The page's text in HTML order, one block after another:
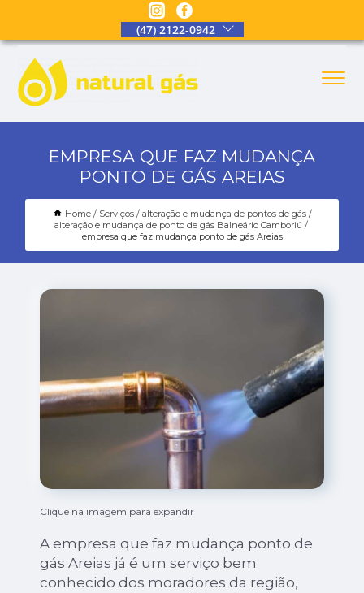
(47) 2122-0942
EMPRESA QUE FAZ MUDANÇA
PONTO DE GÁS AREIAS
Home Serviços
alteração e mudança de pontos de gás
alteração e mudança de ponto de gás Balneário Camboriú
empresa que faz mudança ponto de gás Areias
Clique na imagem para expandir
A empresa que faz mudança ponto de
gás Areias já é um serviço bem
conhecido dos moradores da região,